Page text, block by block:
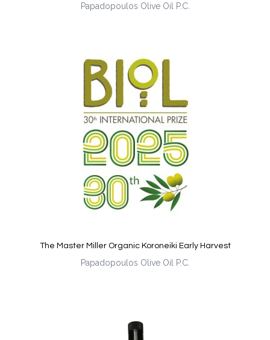
Papadopoulos Olive Oil P.C.
The Master Miller Organic Koroneiki Early Harvest
Papadopoulos Olive Oil P.C.